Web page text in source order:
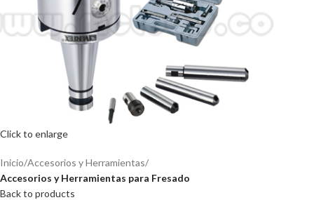
Click to enlarge
Inicio Accesorios y Herramientas
Accesorios y Herramientas para Fresado
Back to products